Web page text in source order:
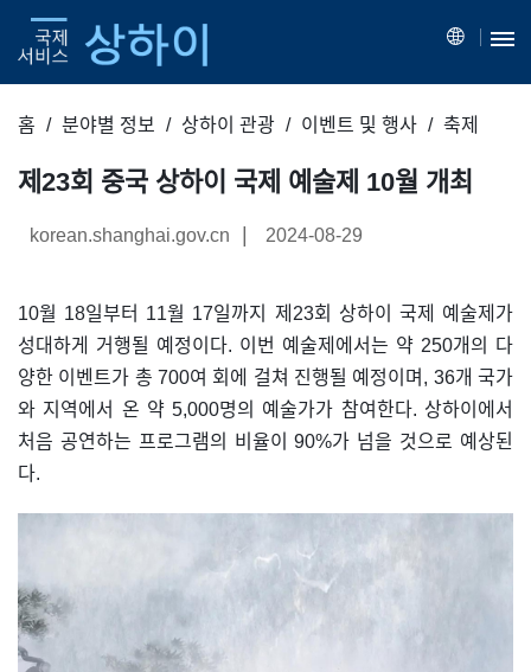
홈 분야별 정보 상하이 관광 이벤트 및 행사 축제
제23회 중국 상하이 국제 예술제 10월 개최
korean.shanghai.gov.cn | 2024-08-29
10월 18일부터 11월 17일까지 제23회 상하이 국제 예술제가
성대하게 거행될 예정이다. 이번 예술제에서는 약 250개의 다
양한 이벤트가 총 700여 회에 걸쳐 진행될 예정이며, 36개 국가
와 지역에서 온 약 5,000명의 예술가가 참여한다. 상하이에서
처음 공연하는 프로그램의 비율이 90%가 넘을 것으로 예상된
다.